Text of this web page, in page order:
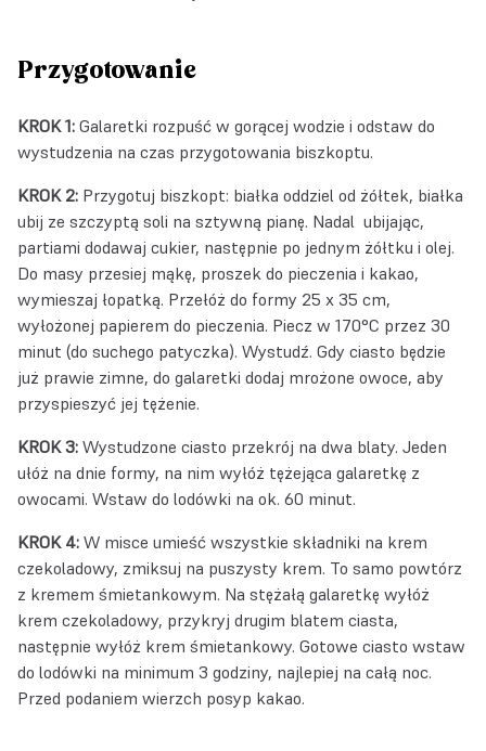
Przygotowanie
KROK 1: Galaretki rozpuść w gorącej wodzie i odstaw do
wystudzenia na czas przygotowania biszkoptu.
KROK 2: Przygotuj biszkopt: białka oddziel od żółtek, białka
ubij ze szczyptą soli na sztywną pianę. Nadal ubijając,
partiami dodawaj cukier, następnie po jednym żółtku i olej.
Do masy przesiej mąkę, proszek do pieczenia i kakao,
wymieszaj łopatką. Przełóż do formy 25 x 35 cm,
wyłożonej papierem do pieczenia. Piecz w 170°C przez 30
minut (do suchego patyczka). Wystudź. Gdy ciasto będzie
już prawie zimne, do galaretki dodaj mrożone owoce, aby
przyspieszyć jej tężenie.
KROK 3: Wystudzone ciasto przekrój na dwa blaty. Jeden
ułóż na dnie formy, na nim wyłóż tężejąca galaretkę z
owocami. Wstaw do lodówki na ok. 60 minut.
KROK 4: W misce umieść wszystkie składniki na krem
czekoladowy, zmiksuj na puszysty krem. To samo powtórz
z kremem śmietankowym. Na stężałą galaretkę wyłóż
krem czekoladowy, przykryj drugim blatem ciasta,
następnie wyłóż krem śmietankowy. Gotowe ciasto wstaw
do lodówki na minimum 3 godziny, najlepiej na całą noc.
Przed podaniem wierzch posyp kakao.